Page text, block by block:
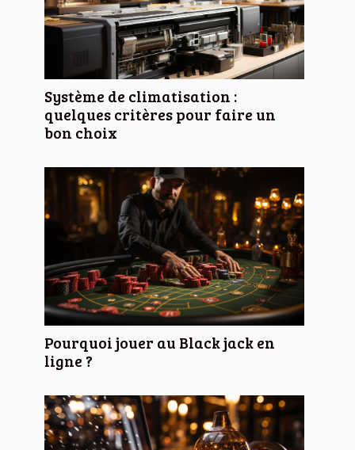
Système de climatisation :
quelques critères pour faire un
bon choix
Pourquoi jouer au Black jack en
ligne ?